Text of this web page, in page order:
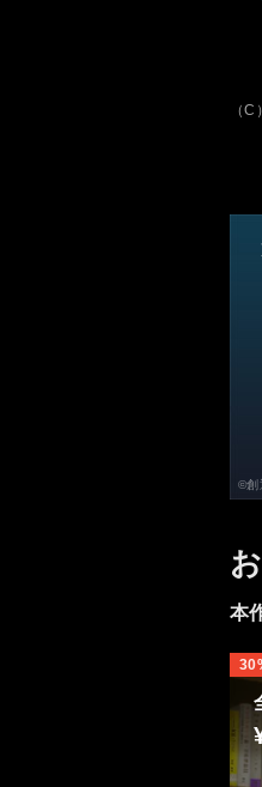
（
©創
本